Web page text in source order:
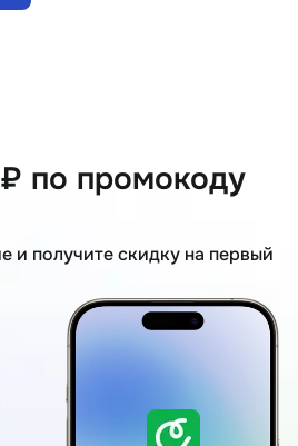
по промокоду
и получите скидку на первый